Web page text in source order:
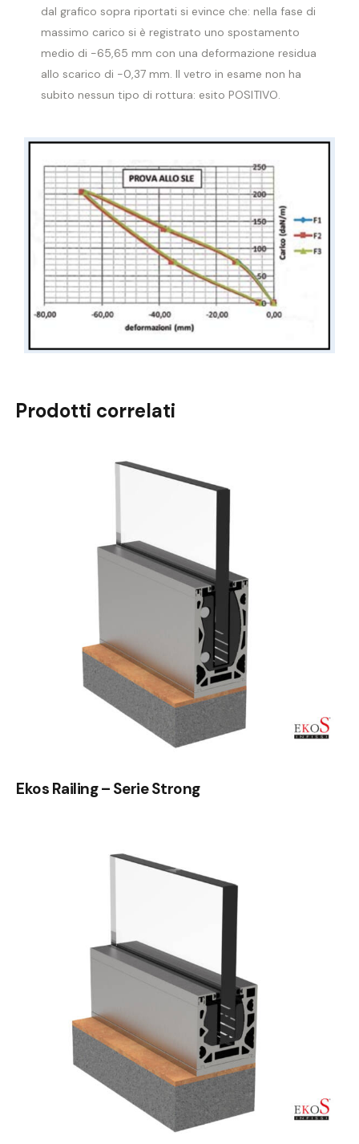
dal grafico sopra riportati si evince che: nella fase di
massimo carico si è registrato uno spostamento
medio di -65,65 mm con una deformazione residua
allo scarico di -0,37 mm. Il vetro in esame non ha
subito nessun tipo di rottura: esito POSITIVO.
Prodotti correlati
Ekos Railing – Serie Strong